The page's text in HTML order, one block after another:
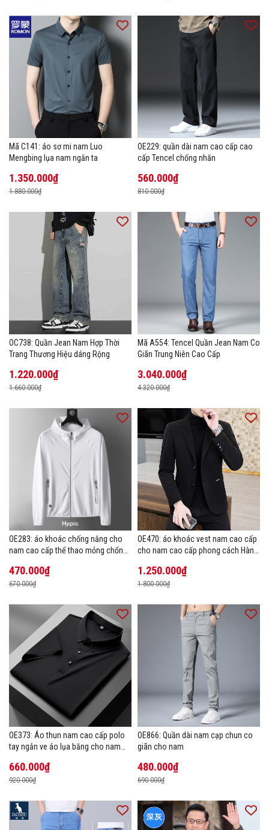
Mã C141: áo sơ mi nam Luo
Mengbing lụa nam ngắn ta
1.350.000₫
1.880.000₫
OE229: quần dài nam cao cấp cao
cấp Tencel chống nhăn
560.000₫
810.000₫
OC738: Quần Jean Nam Hợp Thời
Trang Thương Hiệu dáng Rộng
1.220.000₫
1.660.000₫
Mã A554: Tencel Quần Jean Nam Co
Giãn Trung Niên Cao Cấp
3.040.000₫
4.320.000₫
OE283: áo khoác chống nắng cho
nam cao cấp thể thao mỏng chống
470.000₫
670.000₫
OE470: áo khoác vest nam cao cấp
cho nam cao cấp phong cách Hàn
1.250.000₫
1.800.000₫
OE373: Áo thun nam cao cấp polo
tay ngắn ve áo lụa băng cho nam
660.000₫
920.000₫
OE866: Quần dài nam cạp chun co
giãn cho nam
480.000₫
690.000₫